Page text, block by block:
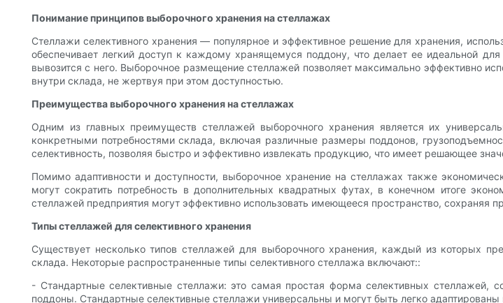
Понимание принципов выборочного хранения на стеллажах
Стеллажи селективного хранения — популярное и эффективное решение для хранения,
обеспечивает легкий доступ к каждому хранящемуся поддону, что делает ее идеальной
вывозится с него. Выборочное размещение стеллажей позволяет максимально эффективно
внутри склада, не жертвуя при этом доступностью.
Преимущества выборочного хранения на стеллажах
Одним из главных преимуществ стеллажей выборочного хранения является их
конкретными потребностями склада, включая различные размеры поддонов,
селективность, позволяя быстро и эффективно извлекать продукцию, что имеет решающее
Помимо адаптивности и доступности, выборочное хранение на стеллажах также
могут сократить потребность в дополнительных квадратных футах, в конечном итоге
стеллажей предприятия могут эффективно использовать имеющееся пространство, сохраняя
Типы стеллажей для селективного хранения
Существует несколько типов стеллажей для выборочного хранения, каждый из которых
склада. Некоторые распространенные типы селективного стеллажа включают::
- Стандартные селективные стеллажи: это самая простая форма селективных стеллажей,
поддоны. Стандартные селективные стеллажи универсальны и могут быть легко